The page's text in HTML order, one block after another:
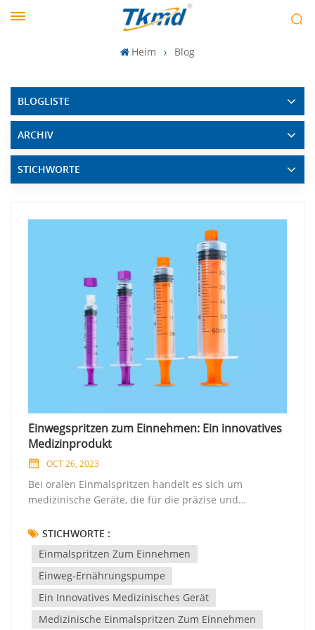
Heim Blog
BLOGLISTE
ARCHIV
STICHWORTE
Einwegspritzen zum Einnehmen: Ein innovatives
Medizinprodukt
OCT 26, 2023
Bei oralen Einmalspritzen handelt es sich um
medizinische Geräte, die für die präzise und
konzipiert sind. Sie bestehen typischerweise aus
Kunststoff und bestehen aus einem Zylinder, einem
Kolben und einer Spitze, die für den oralen Gebrauch
geeignet ist. Hier sind einige Hauptmerkmale und
Verwendungsmöglichkeiten von Einweg-
Applikationsspritzen: Messmarkierungen: Orale
Spritzen sind mit Volumenmessungen versehen, um
STICHWORTE :
Einmalspritzen Zum Einnehmen
Einweg-Ernährungspumpe
Ein Innovatives Medizinisches Gerät
Medizinische Einmalspritzen Zum Einnehmen